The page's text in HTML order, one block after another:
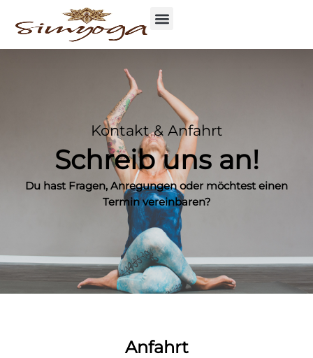
Kontakt & Anfahrt
Schreib uns an!
Du hast Fragen, Anregungen oder möchtest einen
Termin vereinbaren?
Anfahrt